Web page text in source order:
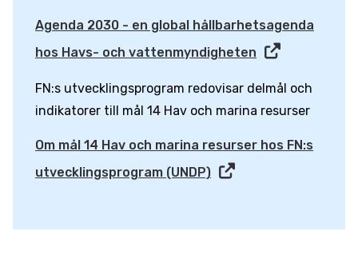
Agenda 2030 - en global hållbarhetsagenda
hos Havs- och vattenmyndigheten
FN:s utvecklingsprogram redovisar delmål och
indikatorer till mål 14 Hav och marina resurser
Om mål 14 Hav och marina resurser hos FN:s
utvecklingsprogram (UNDP)